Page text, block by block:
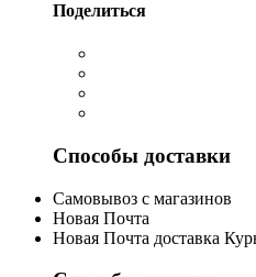
Поделиться
Способы доставки
Cамовывоз с магазинов
Новая Почта
Новая Почта доставка